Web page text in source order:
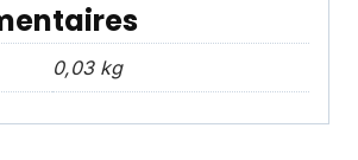
0,03 kg